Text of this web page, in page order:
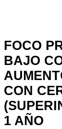
FOCO
BAJO
CON
1 AÑO